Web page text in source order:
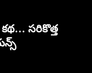
కథ… సరికొత్త